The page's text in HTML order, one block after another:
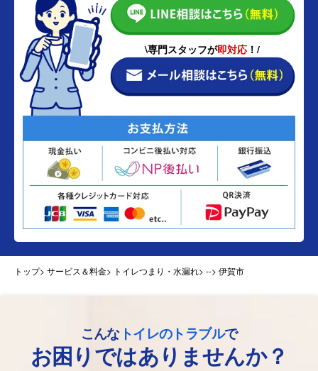
\専門スタッフが即対応 ！/
トップ> サービス＆料金> トイレつまり・水漏れ> --> 伊賀市
こんなトイレのトラブルで
お困りではありませんか？